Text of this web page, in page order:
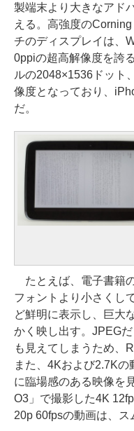
製端末より大きなアド
える。高強度の
チのディスプレイは、
0ppiの超高解像度を誇
ルの2048×1536ドット
像度となっており、
だ。
たとえば、電子書籍
フォントより小さくし
ど鮮明に表示し、巨大
かく映し出す。JPEG
も見えてしまうため、
また、4Kおよび2.7K
に臨場感のある映像を
O3」で撮影した4K
20p 60fpsの動画は、ス